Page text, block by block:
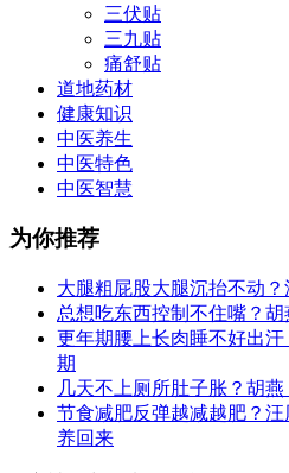
三伏贴
三九贴
痛舒贴
道地药材
健康知识
中医养生
中医特色
中医智慧
为你推荐
大腿粗屁股大腿沉抬不动
总想吃东西控制不住嘴？
更年期腰上长肉睡不好出
期
几天不上厕所肚子胀？胡
节食减肥反弹越减越肥？
养回来